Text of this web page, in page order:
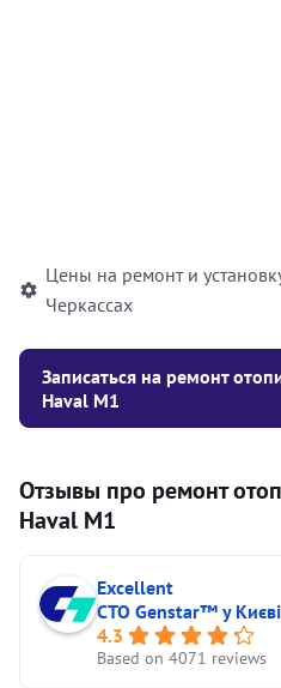
Цены на ремонт и
Черкассах
Записаться на ремонт
Haval M1
Отзывы про ремонт
Haval M1
Excellent
СТО Genstar™ у Києві
4.3
Based on 4071 reviews